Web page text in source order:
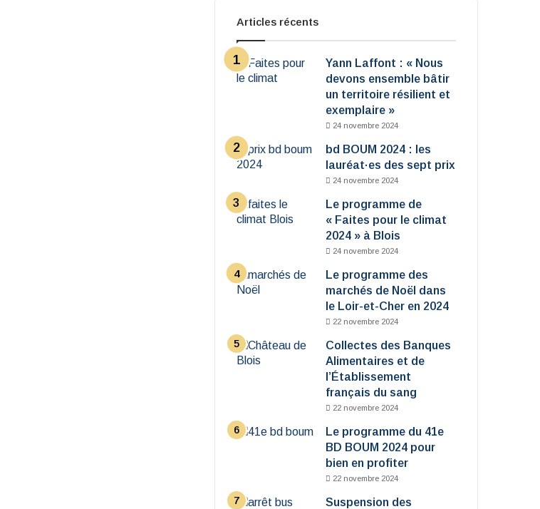
Articles récents
Yann Laffont : « Nous
devons ensemble bâtir
un territoire résilient et
exemplaire »
24 novembre 2024
bd BOUM 2024 : les
lauréat·es des sept prix
24 novembre 2024
Le programme de
« Faites pour le climat
2024 » à Blois
24 novembre 2024
Le programme des
marchés de Noël dans
le Loir-et-Cher en 2024
22 novembre 2024
Collectes des Banques
Alimentaires et de
l’Établissement
français du sang
22 novembre 2024
Le programme du 41e
BD BOUM 2024 pour
bien en profiter
22 novembre 2024
Suspension des